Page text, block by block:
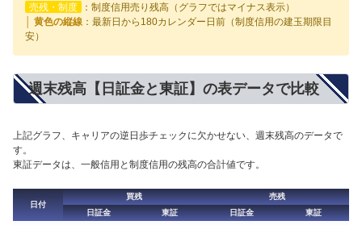
売残・制度
：制度信用売り残高（グラフではマイナス表示）
│ 黄色の縦線 ：最新日から180カレンダー日前（制度信用の建玉期限目
安）
週末残高【日証金と東証】の表データで比較
上記グラフ、キャリアの逆日歩チェックに欠かせない、週末残高のデータで
す。
東証データは、一般信用と制度信用の残高の合計値です。
日付
買残
売残
日証金
東証 日証金
東証